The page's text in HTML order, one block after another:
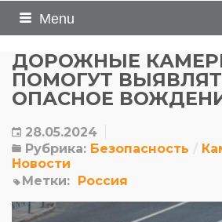
Menu
ДОРОЖНЫЕ
ПОМОГУТ
ОПАСНОЕ
28.05.2024
Рубрика: Безопасность
Новости
Метки: Россия